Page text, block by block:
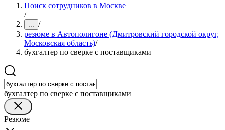
Поиск сотрудников в Москве
/
... /
резюме в Автополигоне (Дмитровский городской округ,
Московская область)/
бухгалтер по сверке с поставщиками
бухгалтер по сверке с поставщиками
Резюме